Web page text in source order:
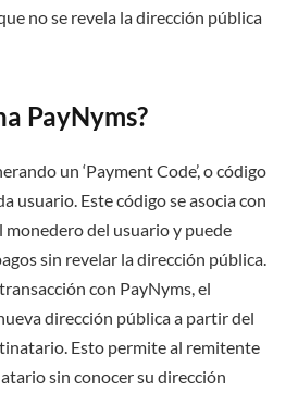
no se revela la dirección pública
PayNyms?
un ‘Payment Code’, o código
usuario. Este código se asocia con
monedero del usuario y puede
sin revelar la dirección pública.
con PayNyms, el
dirección pública a partir del
Esto permite al remitente
sin conocer su dirección